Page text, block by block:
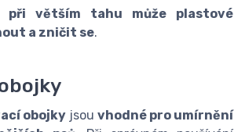
při větším tahu může plastové
a zničit se.
obojky jsou vhodné pro umírnění